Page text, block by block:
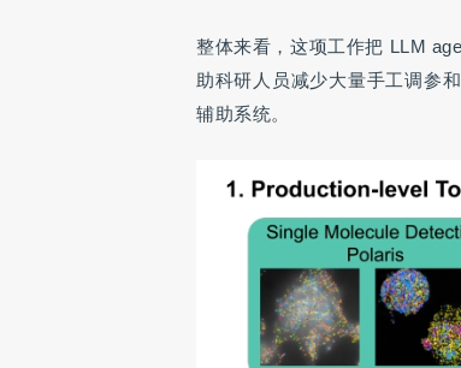
整体来看，这项工作把 LLM
助科研人员减少大量手工调参
辅助系统。